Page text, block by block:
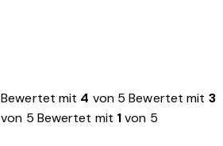
Bewertet mit 4 von 5 Bewertet mit 3
von 5 Bewertet mit 1von 5